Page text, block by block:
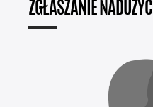
ZGŁASZANIE NADUŻYĆ